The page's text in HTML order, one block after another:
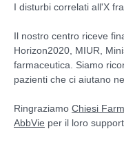
I disturbi correlati all'X
Il nostro centro riceve
Horizon2020, MIUR,
farmaceutica. Siamo
pazienti che ci aiutano
Ringraziamo Chiesi
AbbVie per il loro